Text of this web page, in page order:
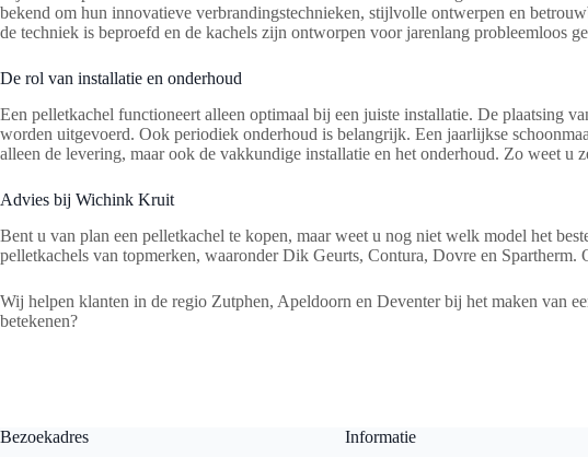
bekend om hun innovatieve verbrandingstechnieken, stijlvolle ontwerpen en
de techniek is beproefd en de kachels zijn ontworpen voor jarenlang probleemloos
De rol van installatie en onderhoud
Een pelletkachel functioneert alleen optimaal bij een juiste installatie. De plaatsing
worden uitgevoerd. Ook periodiek onderhoud is belangrijk. Een jaarlijkse
alleen de levering, maar ook de vakkundige installatie en het onderhoud. Zo weet u
Advies bij Wichink Kruit
Bent u van plan een pelletkachel te kopen, maar weet u nog niet welk model het
pelletkachels van topmerken, waaronder Dik Geurts, Contura, Dovre en
Wij helpen klanten in de regio Zutphen, Apeldoorn en Deventer bij het maken van
betekenen?
Bezoekadres Informatie